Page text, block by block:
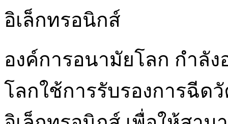
อิเล็กทรอนิกส์
องค์การอนามัยโลก กำลั
โลกใช้การรับรองการฉีด